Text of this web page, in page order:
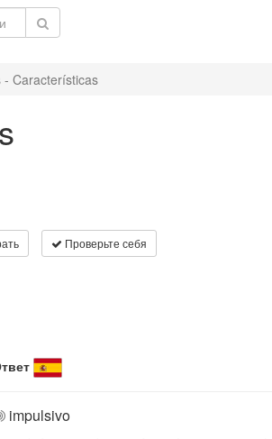
- Características
Проверьте себя
impulsivo